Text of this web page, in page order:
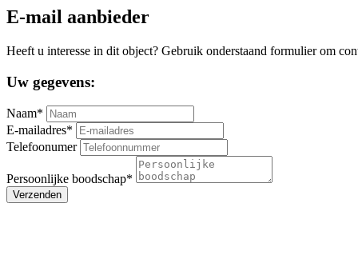
E-mail aanbieder
Heeft u interesse in dit object? Gebruik onderstaand formulier om
Uw gegevens:
Naam*
E-mailadres*
Telefoonumer
Persoonlijke boodschap*
Verzenden